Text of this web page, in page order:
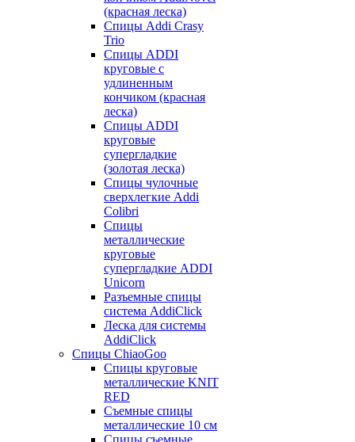
(красная леска)
Спицы Addi Crasy
Trio
Спицы ADDI
круговые с
удлиненным
кончиком (красная
леска)
Спицы ADDI
круговые
супергладкие
(золотая леска)
Спицы чулочные
сверхлегкие Addi
Colibri
Спицы
металлические
круговые
супергладкие ADDI
Unicorn
Разъемные спицы
система AddiClick
Леска для системы
AddiClick
Спицы ChiaoGoo
Спицы круговые
металлические KNIT
RED
Съемные спицы
металлические 10 см
Спицы съемные